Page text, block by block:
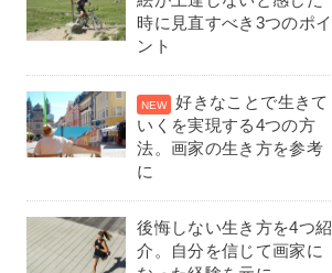
時に見直すべき3つのポイ
ント
好きなことで生きて
いくを実現する4つの方
法。画家の生き方を参考
に
後悔しない生き方を4つ紹
介。自分を信じて画家に